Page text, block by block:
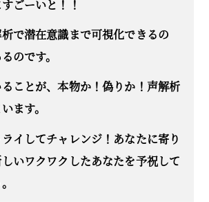
ごーいと！！
で潜在意識まで可視化できるの
のです。
ことが、本物か！偽りか！声解析
ます。
イしてチャレンジ！あなたに寄り
いワクワクしたあなたを予祝して